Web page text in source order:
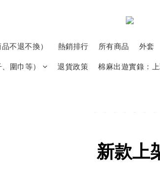
不退不換） 熱銷排行 所有商品 外套
圍巾等） 退貨政策 棉麻出遊實錄：
新款上